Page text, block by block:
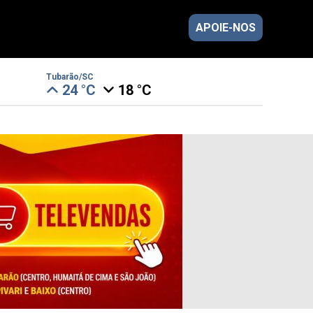
APOIE-NOS
Tubarão/SC
24 °C 18 °C